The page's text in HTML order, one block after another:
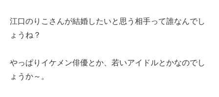
江口のりこさんが結婚したいと思う相手って誰なんでし
ょうね？
やっぱりイケメン俳優とか、若いアイドルとかなのでし
ょうか～。